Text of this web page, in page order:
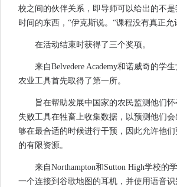
校之间的伙伴关系，即导师可以给出的不
时间的东西，“伊克斯说。“课程没有真正允
在活动结束时获得了三个奖项。
来自Belvedere Academy和诺威奇的学
农业工具首先取得了第一所。
旨在帮助发展中国家的农民监测他们
失败工具在牲畜上收集数据，以预测他们
够在最合适的时候进行干预，因此允许他
的有限资源。
来自Northampton和Sutton High学校的
一个连接到谷歌地图的耳机，并使用语音